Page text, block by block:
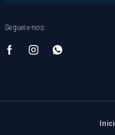
Segueix-nos:
Inici